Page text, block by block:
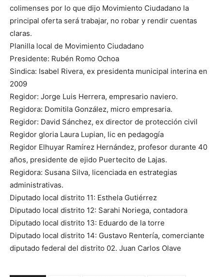
colimenses por lo que dijo Movimiento Ciudadano la
principal oferta será trabajar, no robar y rendir cuentas
claras.
Planilla local de Movimiento Ciudadano
Presidente: Rubén Romo Ochoa
Sindica: Isabel Rivera, ex presidenta municipal interina en
2009
Regidor: Jorge Luis Herrera, empresario naviero.
Regidora: Domitila González, micro empresaria.
Regidor: David Sánchez, ex director de protección civil
Regidor gloria Laura Lupian, lic en pedagogía
Regidor Elhuyar Ramírez Hernández, profesor durante 40
años, presidente de ejido Puertecito de Lajas.
Regidora: Susana Silva, licenciada en estrategias
administrativas.
Diputado local distrito 11: Esthela Gutiérrez
Diputado local distrito 12: Sarahi Noriega, contadora
Diputado local distrito 13: Eduardo de la torre
Diputado local distrito 14: Gustavo Rentería, comerciante
diputado federal del distrito 02. Juan Carlos Olave